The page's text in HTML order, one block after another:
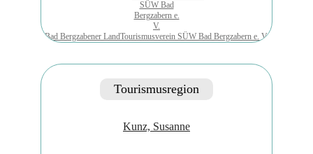
Bad Bergzabener LandTourismusverein SÜW Bad Bergzabern e. V.
Tourismusregion
Kunz, Susanne